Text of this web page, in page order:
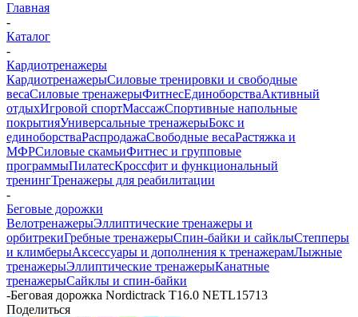
Главная
-
Каталог
-
Кардиотренажеры
КардиотренажерыСиловые тренировки и свободные
весаСиловые тренажерыФитнесЕдиноборстваАктивный
отдыхИгровой спортМассажСпортивные напольные
покрытияУниверсальные тренажерыБокс и
единоборстваРаспродажаСвободные весаРастяжка и
МФРСиловые скамьиФитнес и групповые
программыПилатесКроссфит и функциональный
тренингТренажеры для реабилитации
-
Беговые дорожки
ВелотренажерыЭллиптические тренажеры и
орбитрекиГребные тренажерыСпин-байки и сайклыСтепперы
и климберыАксессуары и дополнения к тренажерамЛыжные
тренажерыЭллиптические тренажерыКанатные
тренажерыСайклы и спин-байки
-Беговая дорожка Nordictrack T16.0 NETL15713
Поделиться